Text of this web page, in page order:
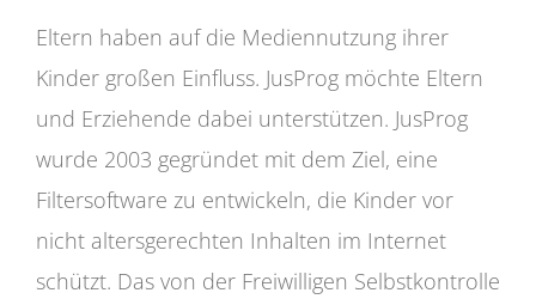
Eltern haben auf die Mediennutzung ihrer
Kinder großen Einfluss. JusProg möchte Eltern
und Erziehende dabei unterstützen. JusProg
wurde 2003 gegründet mit dem Ziel, eine
Filtersoftware zu entwickeln, die Kinder vor
nicht altersgerechten Inhalten im Internet
schützt. Das von der Freiwilligen Selbstkontrolle